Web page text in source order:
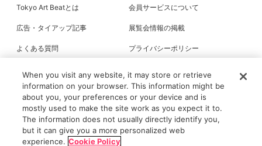
注目の記事 読まれています
Tokyo Art Beatとは 会員サービスについて
広告・タイアップ記事 展覧会情報の掲載
よくある質問 プライバシーポリシー
All content on this site is © its respective owner(s). Tokyo Art Beat (2004-
2026).
When you visit any website, it may store or retrieve
information on your browser. This information might be
about you, your preferences or your device and is
mostly used to make the site work as you expect it to.
The information does not usually directly identify you,
but it can give you a more personalized web
experience. Cookie Policy